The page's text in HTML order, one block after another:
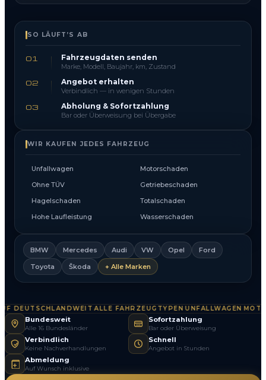
SO LÄUFT’S AB
01 Fahrzeugdaten senden
Marke, Modell, Baujahr, km, Zustand
02 Angebot erhalten
Verbindlich — in wenigen Stunden
03 Abholung & Sofortzahlung
Bar oder Überweisung bei Übergabe
WIR KAUFEN JEDES FAHRZEUG
Unfallwagen
Motorschaden
Ohne TÜV
Getriebeschaden
Hagelschaden
Totalschaden
Hohe Laufleistung
Wasserschaden
BMW Mercedes Audi VW Opel
Ford
Toyota
Škoda + Alle Marken
DEUTSCHLANDWEIT·ALLE FAHRZEUGTYPEN·UNFALLWAGEN·
Bundesweit
Alle 16 Bundesländer
Sofortzahlung
Bar oder Überweisung
Verbindlich
Keine Nachverhandlungen
Schnell
Angebot in Stunden
Abmeldung
Auf Wunsch inklusive